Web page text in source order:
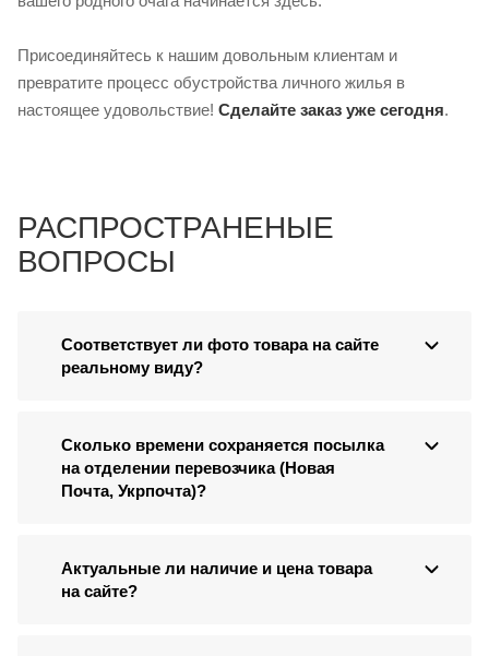
Присоединяйтесь к нашим довольным клиентам и
превратите процесс обустройства личного жилья в
настоящее удовольствие! Сделайте заказ уже сегодня.
РАСПРОСТРАНЕНЫЕ
ВОПРОСЫ
Соответствует ли фото товара на сайте
реальному виду?
Сколько времени сохраняется посылка
на отделении перевозчика (Новая
Почта, Укрпочта)?
Актуальные ли наличие и цена товара
на сайте?